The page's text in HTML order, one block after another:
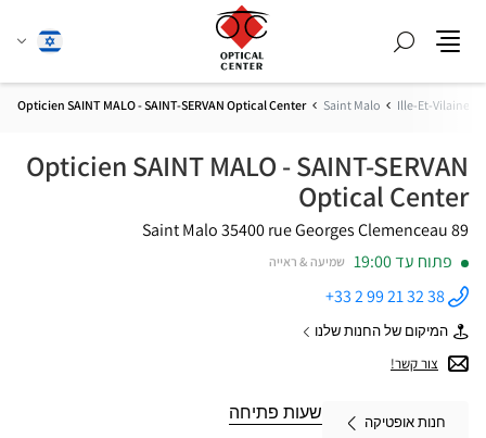
חפש
שנהעברית
Ille-Et-Vilaine
Saint Malo
Opticien SAINT MALO - SAINT-SERVAN Optical Center
Opticien SAINT MALO - SAINT-SERVAN
Optical Center
89 rue Georges Clemenceau
35400 Saint Malo
פתוח עד 19:00
שמיעה & ראייה
התקשר
לחנות
Opticien
SAINT
MALO -
Optical
+33 2 99 21 32 38
המיקום של החנות שלנו של
Opticien
SAINT
SAINT-
צור קשר!
חנות אופטיקה
שעות פתיחה